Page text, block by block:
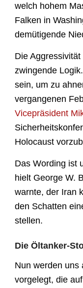
welch hohem
Falken in
demütigende
Die
zwingende
sein, um zu
vergangenen
Vicepräsident
Holocaust
Das Wording ist
hielt George W.
warnte, der Iran
den Schatten
stellen.
Die Öltanker-
Nun werden uns
vorgelegt, die